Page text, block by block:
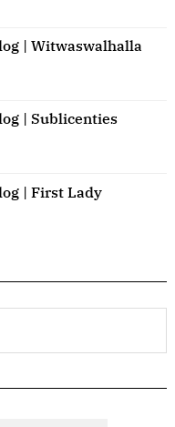
| Witwaswalhalla
| Sublicenties
| First Lady